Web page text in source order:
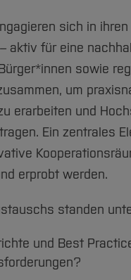
sich in
aktiv für eine
sowie
um
erarbeiten und
Ein zentrales
erprobt werden.
standen
und Best